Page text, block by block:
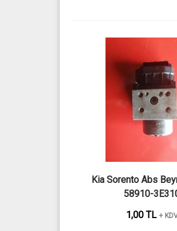
Kia Sorento Abs
58910-
1,00 TL +